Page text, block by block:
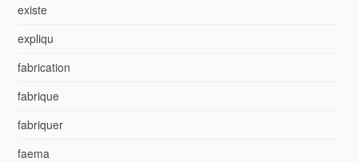
existe
expliqu
fabrication
fabrique
fabriquer
faema